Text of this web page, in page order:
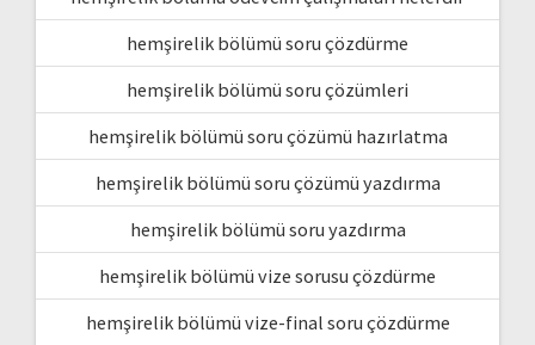
hemşirelik bölümü soru çözdürme
hemşirelik bölümü soru çözümleri
hemşirelik bölümü soru çözümü hazırlatma
hemşirelik bölümü soru çözümü yazdırma
hemşirelik bölümü soru yazdırma
hemşirelik bölümü vize sorusu çözdürme
hemşirelik bölümü vize-final soru çözdürme